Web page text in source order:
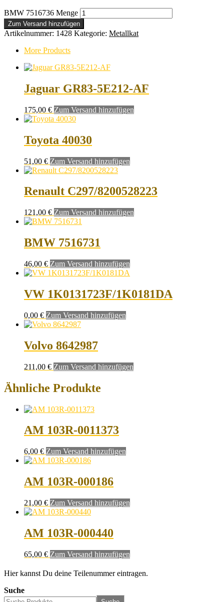
BMW 7516736 Menge
Zum Versand hinzufügen
Artikelnummer: 1428 Kategorie: Metallkat
More Products
Jaguar GR83-5E212-AF
175,00 € Zum Versand hinzufügen
Toyota 40030
51,00 € Zum Versand hinzufügen
Renault C297/8200528223
121,00 € Zum Versand hinzufügen
BMW 7516731
46,00 € Zum Versand hinzufügen
VW 1K0131723F/1K0181DA
0,00 € Zum Versand hinzufügen
Volvo 8642987
211,00 € Zum Versand hinzufügen
Ähnliche Produkte
AM 103R-0011373
6,00 € Zum Versand hinzufügen
AM 103R-000186
21,00 € Zum Versand hinzufügen
AM 103R-000440
65,00 € Zum Versand hinzufügen
Hier kannst Du deine Teilenummer eintragen.
Suche